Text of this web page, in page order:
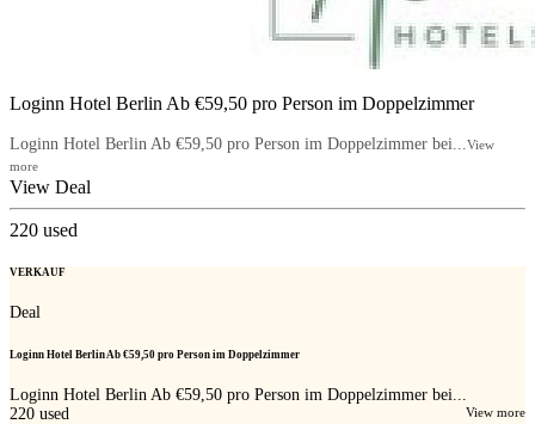
Loginn Hotel Berlin Ab €59,50 pro Person im Doppelzimmer
Loginn Hotel Berlin Ab €59,50 pro Person im Doppelzimmer bei...View
more
View Deal
220 used
VERKAUF
Deal
Loginn Hotel Berlin Ab €59,50 pro Person im Doppelzimmer
Loginn Hotel Berlin Ab €59,50 pro Person im Doppelzimmer bei...
View more
220 used